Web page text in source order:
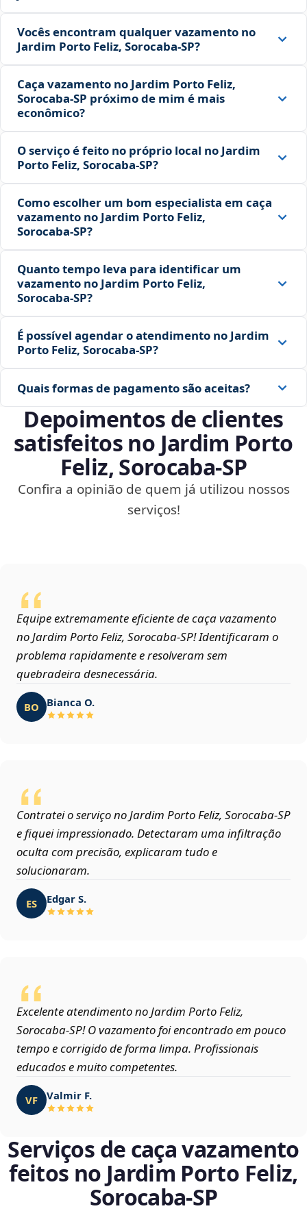
Vocês encontram qualquer vazamento no
Jardim Porto Feliz, Sorocaba‑SP?
Caça vazamento no Jardim Porto Feliz,
Sorocaba‑SP próximo de mim é mais
econômico?
O serviço é feito no próprio local no Jardim
Porto Feliz, Sorocaba‑SP?
Como escolher um bom especialista em caça
vazamento no Jardim Porto Feliz,
Sorocaba‑SP?
Quanto tempo leva para identificar um
vazamento no Jardim Porto Feliz,
Sorocaba‑SP?
É possível agendar o atendimento no Jardim
Porto Feliz, Sorocaba‑SP?
Quais formas de pagamento são aceitas?
Depoimentos de clientes
satisfeitos no Jardim Porto
Feliz, Sorocaba‑SP
Confira a opinião de quem já utilizou nossos
serviços!
Equipe extremamente eficiente de caça vazamento
no Jardim Porto Feliz, Sorocaba‑SP! Identificaram o
problema rapidamente e resolveram sem
quebradeira desnecessária.
BO Bianca O.
Contratei o serviço no Jardim Porto Feliz, Sorocaba‑SP
e fiquei impressionado. Detectaram uma infiltração
oculta com precisão, explicaram tudo e
solucionaram.
ES Edgar S.
Excelente atendimento no Jardim Porto Feliz,
Sorocaba‑SP! O vazamento foi encontrado em pouco
tempo e corrigido de forma limpa. Profissionais
educados e muito competentes.
VF Valmir F.
Serviços de caça vazamento
feitos no Jardim Porto Feliz,
Sorocaba‑SP